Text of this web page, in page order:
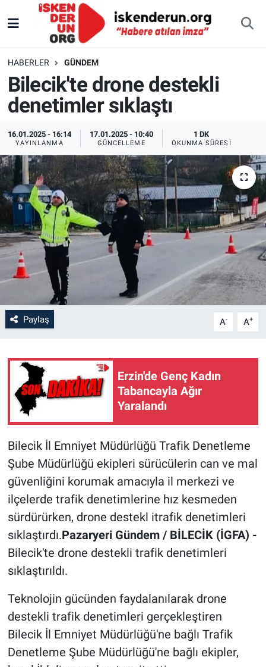
HABERLER GÜNDEM
Bilecik'te drone destekli
denetimler sıklaştı
16.01.2025 - 16:14
YAYINLANMA
17.01.2025 - 10:40
GÜNCELLEME
1 DK
OKUNMA SÜRESI
Paylaş A- A+
Erzin'de Genç Kadın
Tabancayla Ağır
Yaralandı
Bilecik İl Emniyet Müdürlüğü Trafik Denetleme
Şube Müdürlüğü ekipleri sürücülerin can ve mal
güvenliğini korumak amacıyla il merkezi ve
ilçelerde trafik denetimlerine hız kesmeden
sürdürürken, drone destekl itrafik denetimleri
sıklaştırdı.Pazaryeri Gündem / BİLECİK (İGFA) -
Bilecik'te drone destekli trafik denetimleri
sıklaştırıldı.
Teknolojin gücünden faydalanılarak drone
destekli trafik denetimleri gerçekleştiren
Bilecik İl Emniyet Müdürlüğü'ne bağlı Trafik
Denetleme Şube Müdürlüğü'ne bağlı ekipler,